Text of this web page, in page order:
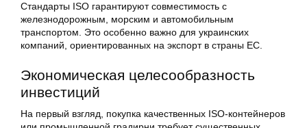
Стандарты ISO гарантируют совместимость с
железнодорожным, морским и автомобильным
транспортом. Это особенно важно для украинских
компаний, ориентированных на экспорт в страны ЕС.
Экономическая целесообразность
инвестиций
На первый взгляд, покупка качественных ISO-контейнеров